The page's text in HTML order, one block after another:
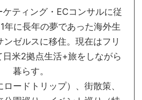
ティング・ECコンサルに従
年に長年の夢であった海外生
ンゼルスに移住。現在はフリ
日米2拠点生活+旅をしながら
暮らす。
ードトリップ）、街散策、